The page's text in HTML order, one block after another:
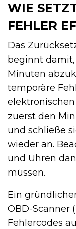
WIE
FEHLER
Das
beginnt damit,
Minuten
temporäre
zuerst den
und schließe
wieder an.
und Uhren
müssen.
Ein
OBD-Scanner
Fehlercodes